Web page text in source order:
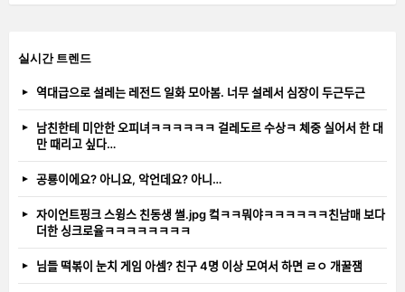
실시간 트렌드
역대급으로 설레는 레전드 일화 모아봄. 너무 설레서 심장이 두근두근
남친한테 미안한 오피녀ㅋㅋㅋㅋㅋㅋ 걸레도르 수상ㅋ 체중 실어서 한 대
만 때리고 싶다…
공룡이에요? 아니요, 악언데요? 아니…
자이언트핑크 스윙스 친동생 썰.jpg 컼ㅋㅋ뭐야ㅋㅋㅋㅋㅋㅋ친남매 보다
더한 싱크로율ㅋㅋㅋㅋㅋㅋㅋㅋ
님들 떡볶이 눈치 게임 아셈? 친구 4명 이상 모여서 하면 ㄹㅇ 개꿀잼